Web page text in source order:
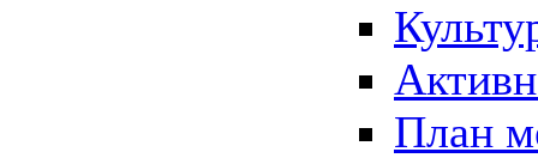
План